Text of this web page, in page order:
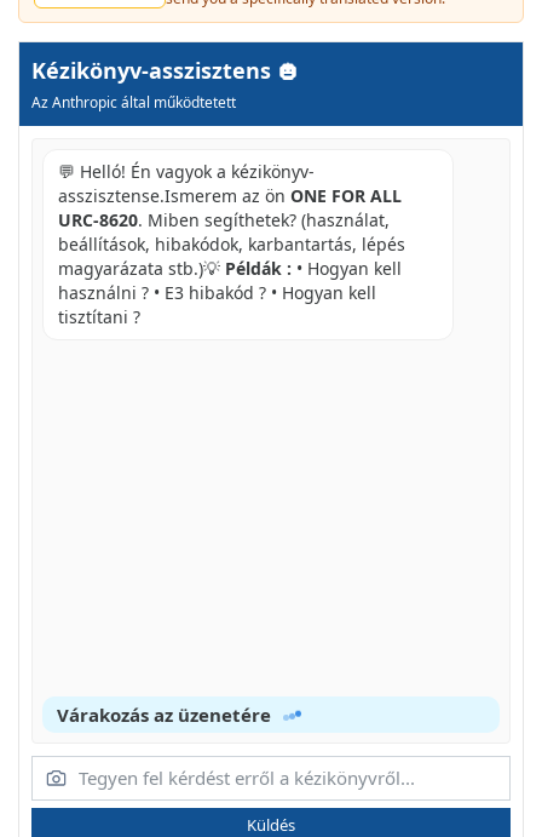
Kézikönyv-asszisztens
Az Anthropic által működtetett
💬 Helló! Én vagyok a kézikönyv-
asszisztense.Ismerem az ön ONE FOR ALL
URC-8620. Miben segíthetek? (használat,
beállítások, hibakódok, karbantartás, lépés
magyarázata stb.)💡 Példák : • Hogyan kell
használni ? • E3 hibakód ? • Hogyan kell
tisztítani ?
Várakozás az üzenetére
Küldés